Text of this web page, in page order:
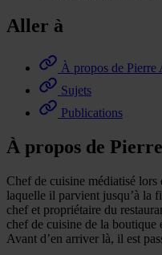
Aller à
À propos de Pierre
Sujets
Publications
À propos de
Chef de cuisine médiatisé
laquelle il parvient jusqu’à la
chef et propriétaire du
chef de cuisine de la boutique
Avant d’en arriver là, il est